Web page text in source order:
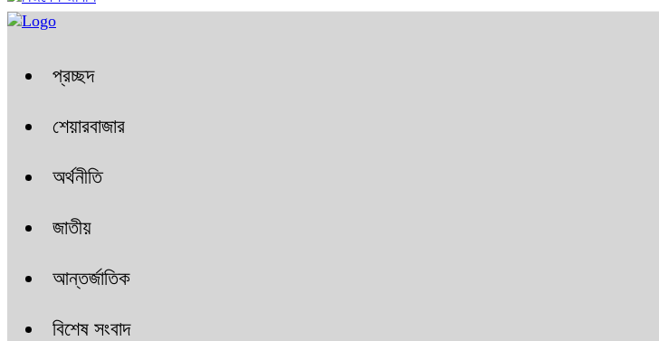
প্রচ্ছদ
শেয়ারবাজার
অর্থনীতি
জাতীয়
আন্তর্জাতিক
বিশেষ সংবাদ